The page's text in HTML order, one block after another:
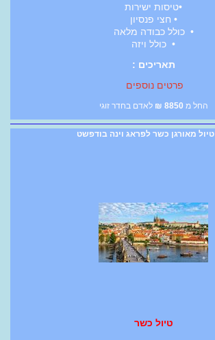
•טיסות ישירות
• חצי פנסיון
• כולל כבודה מלאה
• כולל ויזה
תאריכים :
פרטים נוספים
החל מ 8850
₪ לאדם בחדר זוגי
טיול מאורגן כשר לפראג וינה בודפשט
טיול כשר